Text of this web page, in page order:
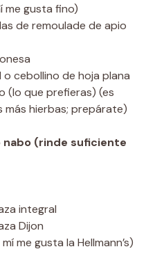
me gusta fino)
de remoulade de apio
o cebollino de hoja plana
(lo que prefieras) (es
más hierbas; prepárate)
nabo (rinde suficiente
integral
Dijon
me gusta la Hellmann’s)